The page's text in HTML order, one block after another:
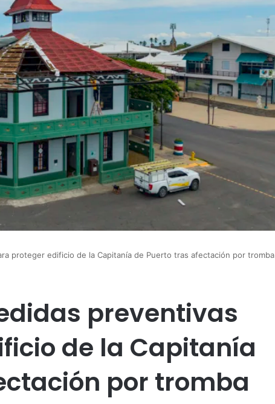
proteger edificio de la Capitanía de Puerto tras afectación por tromba
preventivas
de la Capitanía
por tromba